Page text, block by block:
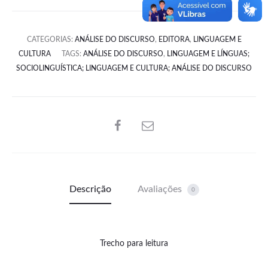
CATEGORIAS: ANÁLISE DO DISCURSO, EDITORA, LINGUAGEM E
CULTURA
TAGS: ANÁLISE DO DISCURSO, LINGUAGEM E LÍNGUAS;
SOCIOLINGUÍSTICA; LINGUAGEM E CULTURA; ANÁLISE DO DISCURSO
SHARE
Descrição Avaliações 0
Trecho para leitura